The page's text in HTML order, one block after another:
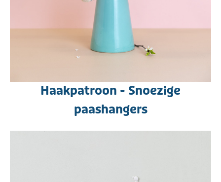
Haakpatroon - Snoezige
paashangers